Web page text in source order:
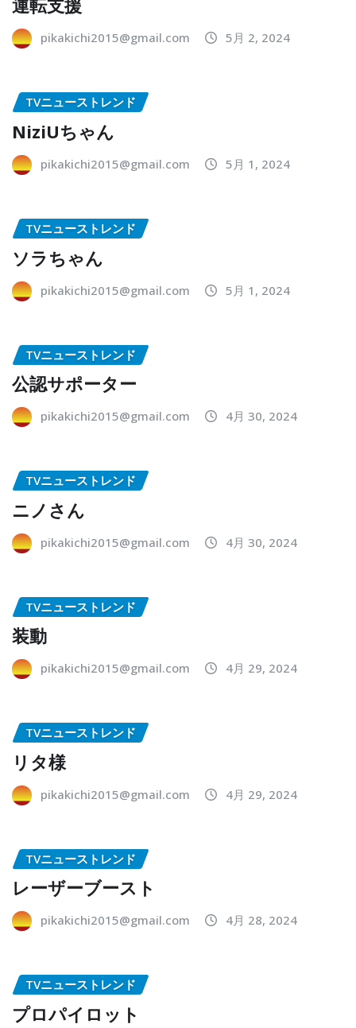
運転支援
pikakichi2015@gmail.com 5月 2, 2024
TVニューストレンド
NiziUちゃん
pikakichi2015@gmail.com 5月 1, 2024
TVニューストレンド
ソラちゃん
pikakichi2015@gmail.com 5月 1, 2024
TVニューストレンド
公認サポーター
pikakichi2015@gmail.com 4月 30, 2024
TVニューストレンド
ニノさん
pikakichi2015@gmail.com 4月 30, 2024
TVニューストレンド
装動
pikakichi2015@gmail.com 4月 29, 2024
TVニューストレンド
リタ様
pikakichi2015@gmail.com 4月 29, 2024
TVニューストレンド
レーザーブースト
pikakichi2015@gmail.com 4月 28, 2024
TVニューストレンド
プロパイロット